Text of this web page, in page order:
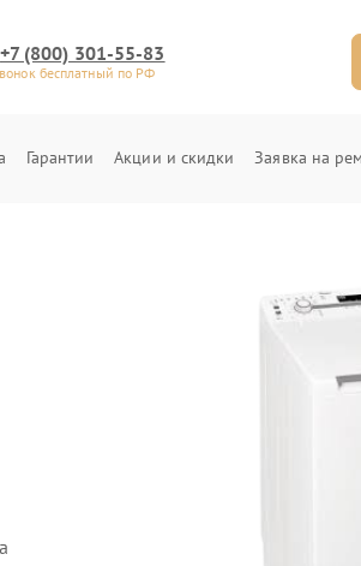
+7 (800) 301-55-83
бесплатный по РФ
Гарантии Акции и скидки Заявка на